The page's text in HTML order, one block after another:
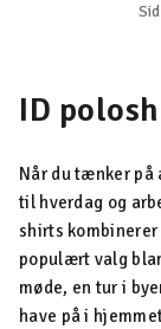
ID
Når du tænker på
til hverdag og
shirts
populært valg
møde, en tur i
have på i